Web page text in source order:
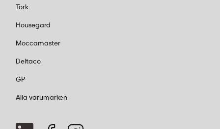
Tork
Housegard
Moccamaster
Deltaco
GP
Alla varumärken